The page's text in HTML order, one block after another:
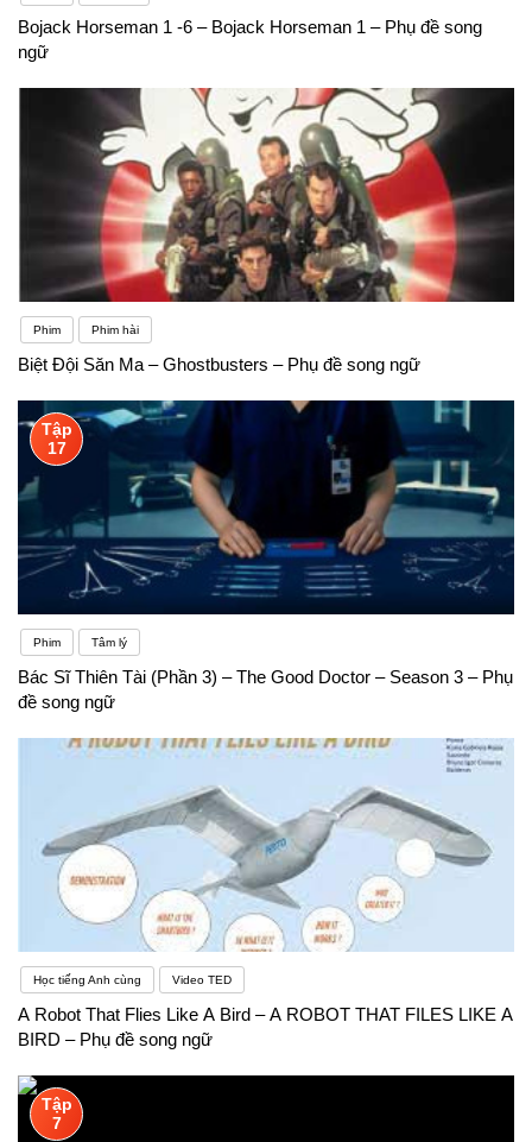
Bojack Horseman 1 -6 – Bojack Horseman 1 – Phụ đề song
ngữ
Phim Phim hài
Biệt Đội Săn Ma – Ghostbusters – Phụ đề song ngữ
Tập
17
Phim Tâm lý
Bác Sĩ Thiên Tài (Phần 3) – The Good Doctor – Season 3 – Phụ
đề song ngữ
Học tiếng Anh cùng Video TED
A Robot That Flies Like A Bird – A ROBOT THAT FILES LIKE A
BIRD – Phụ đề song ngữ
Tập
7